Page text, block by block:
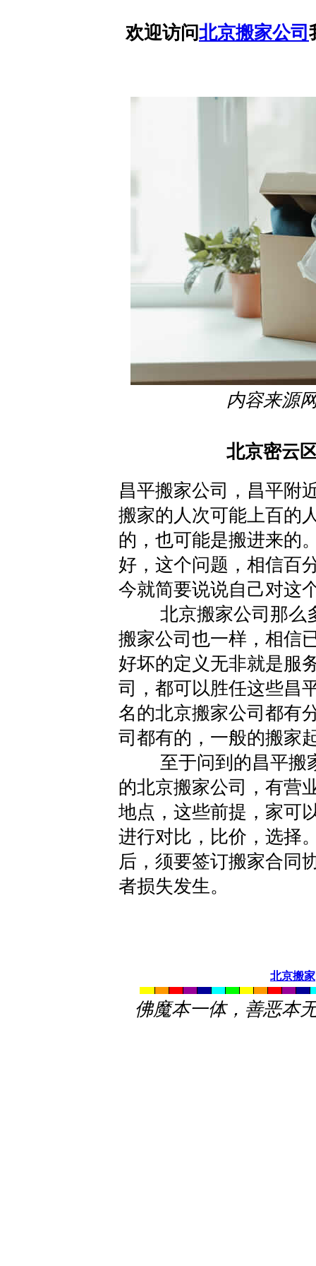
欢迎访问北京搬家公司
内容来源
北京密云
昌平搬家公司，昌平附
搬家的人次可能上百的
的，也可能是搬进来的
好，这个问题，相信百
今就简要说说自己对这
北京搬家公司那么多
搬家公司也一样，相信
好坏的定义无非就是服
司，都可以胜任这些昌
名的北京搬家公司都有
司都有的，一般的搬家
至于问到的昌平搬家
的北京搬家公司，有营
地点，这些前提，家可
进行对比，比价，选择
后，须要签订搬家合同
者损失发生。
北京搬家
佛魔本一体，善恶本